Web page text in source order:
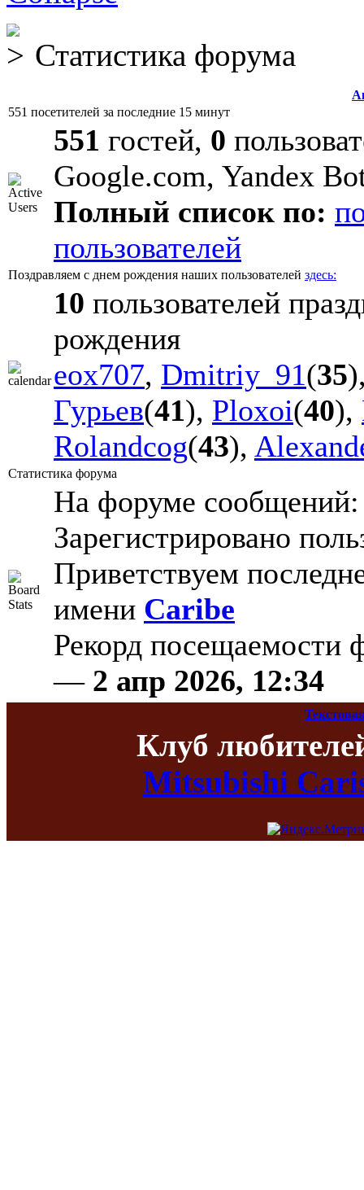
Статистика форума
551 посетителей за последние 15 минут
551 гостей, 0
Google.com, Yandex
Полный список по:
пользователей
Поздравляем с днем рождения наших пользователей здесь:
10 пользователей
рождения
eox707, Dmitriy_91(35
Гурьев(41), Ploxoi(40),
Rolandcog(43),
Статистика форума
На форуме
Зарегистрировано
Приветствуем
имени Caribe
Рекорд
— 2 апр 2026, 12:34
Клуб
Mitsubishi